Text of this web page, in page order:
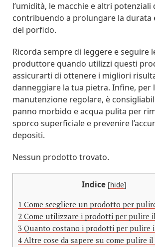
l’umidità, le macchie e altri potenziali
contribuendo a prolungare la durata
del porfido.
Ricorda sempre di leggere e seguire
produttore quando utilizzi questi
assicurarti di ottenere i migliori
danneggiare la tua pietra. Infine, per
manutenzione regolare, è
panno morbido e acqua pulita per
sporco superficiale e prevenire
depositi.
Nessun prodotto trovato.
Indice [hide]
1 Come scegliere un prodotto per
2 Come utilizzare i prodotti per pulire
3 Quanto costano i prodotti per pulire
4 Altre cose da sapere su come pulire